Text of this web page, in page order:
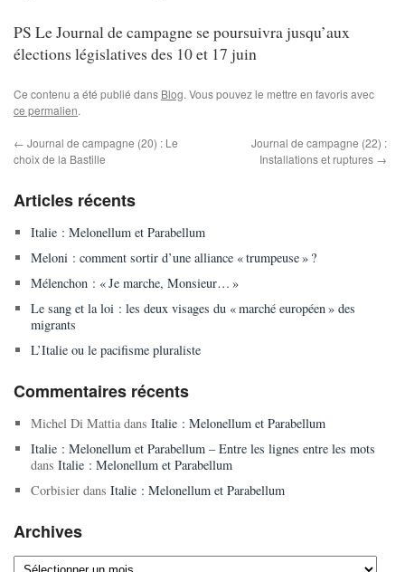
PS Le Journal de campagne se poursuivra jusqu’aux
élections législatives des 10 et 17 juin
Ce contenu a été publié dans Blog. Vous pouvez le mettre en favoris avec
ce permalien.
← Journal de campagne (20) : Le
choix de la Bastille
Journal de campagne (22) :
Installations et ruptures →
Articles récents
Italie : Melonellum et Parabellum
Meloni : comment sortir d’une alliance « trumpeuse » ?
Mélenchon : « Je marche, Monsieur… »
Le sang et la loi : les deux visages du « marché européen » des
migrants
L’Italie ou le pacifisme pluraliste
Commentaires récents
Michel Di Mattiadans Italie : Melonellum et Parabellum
Italie : Melonellum et Parabellum – Entre les lignes entre les mots
dans Italie : Melonellum et Parabellum
Corbisierdans Italie : Melonellum et Parabellum
Archives
Archives